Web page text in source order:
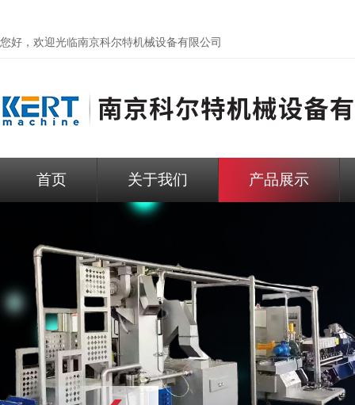
您好，欢迎光临南京科尔特机械设备有限公司
首页 关于我们 产品展示